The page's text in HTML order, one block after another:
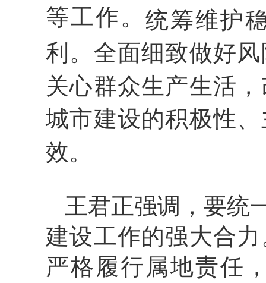
等工作。 统筹维护
利。全面细致做好
关心群众生产生活
城市建设的积极性
效。
王君正强调，要统
建设工作的强大合
严格履行属地责任